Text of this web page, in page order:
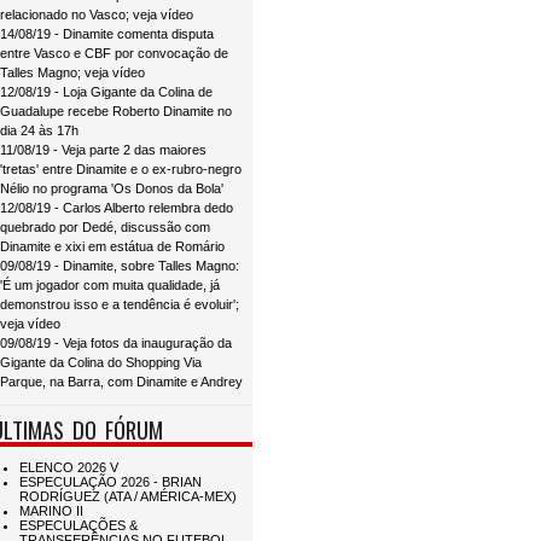
relacionado no Vasco; veja vídeo
14/08/19 - Dinamite comenta disputa
entre Vasco e CBF por convocação de
Talles Magno; veja vídeo
12/08/19 - Loja Gigante da Colina de
Guadalupe recebe Roberto Dinamite no
dia 24 às 17h
11/08/19 - Veja parte 2 das maiores
'tretas' entre Dinamite e o ex-rubro-negro
Nélio no programa 'Os Donos da Bola'
12/08/19 - Carlos Alberto relembra dedo
quebrado por Dedé, discussão com
Dinamite e xixi em estátua de Romário
09/08/19 - Dinamite, sobre Talles Magno:
'É um jogador com muita qualidade, já
demonstrou isso e a tendência é evoluir';
veja vídeo
09/08/19 - Veja fotos da inauguração da
Gigante da Colina do Shopping Via
Parque, na Barra, com Dinamite e Andrey
DO FÓRUM